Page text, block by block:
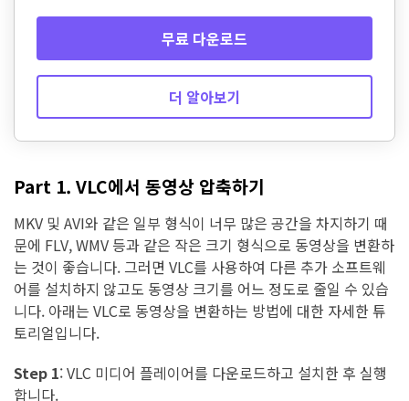
무료 다운로드
더 알아보기
Part 1. VLC에서 동영상 압축하기
MKV 및 AVI와 같은 일부 형식이 너무 많은 공간을 차지하기 때
문에 FLV, WMV 등과 같은 작은 크기 형식으로 동영상을 변환하
는 것이 좋습니다. 그러면 VLC를 사용하여 다른 추가 소프트웨
어를 설치하지 않고도 동영상 크기를 어느 정도로 줄일 수 있습
니다. 아래는 VLC로 동영상을 변환하는 방법에 대한 자세한 튜
토리얼입니다.
Step 1:VLC 미디어 플레이어를 다운로드하고 설치한 후 실행
합니다.